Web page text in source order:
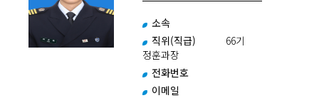
소속
직위(직급)
66기
정훈과장
전화번호
이메일